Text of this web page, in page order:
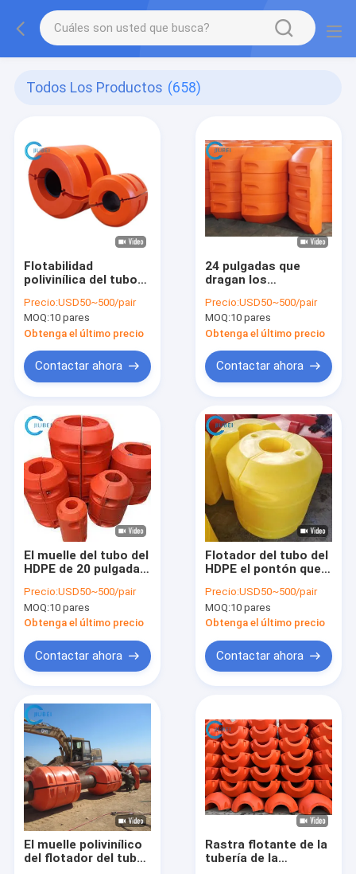
Todos Los Productos (658)
Flotabilidad
polivinílica del tubo
para los tubos
flotantes de la rastra
Precio:USD50~500/pair
MOQ:10 pares
Obtenga el último precio
Contactar ahora
24 pulgadas que
dragan los
de la manguera del
flotador del tubo
para el mar Marine
River
Precio:USD50~500/pair
MOQ:10 pares
Obtenga el último precio
Contactar ahora
El muelle del tubo del
HDPE de 20 pulgadas
dragado del tubo de
la barrera de agua
Precio:USD50~500/pair
MOQ:10 pares
Obtenga el último precio
Contactar ahora
Flotador del tubo del
HDPE el pontón que
llenado espuma de la
fibra de vidrio de la
PU del PE en tubería
Precio:USD50~500/pair
MOQ:10 pares
Obtenga el último precio
Contactar ahora
El muelle polivinílico
del flotador del tubo
Rastra flotante de la
tubería de la